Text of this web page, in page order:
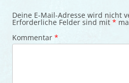
Deine E-Mail-Adresse wird nicht
Erforderliche Felder sind mit *
Kommentar *